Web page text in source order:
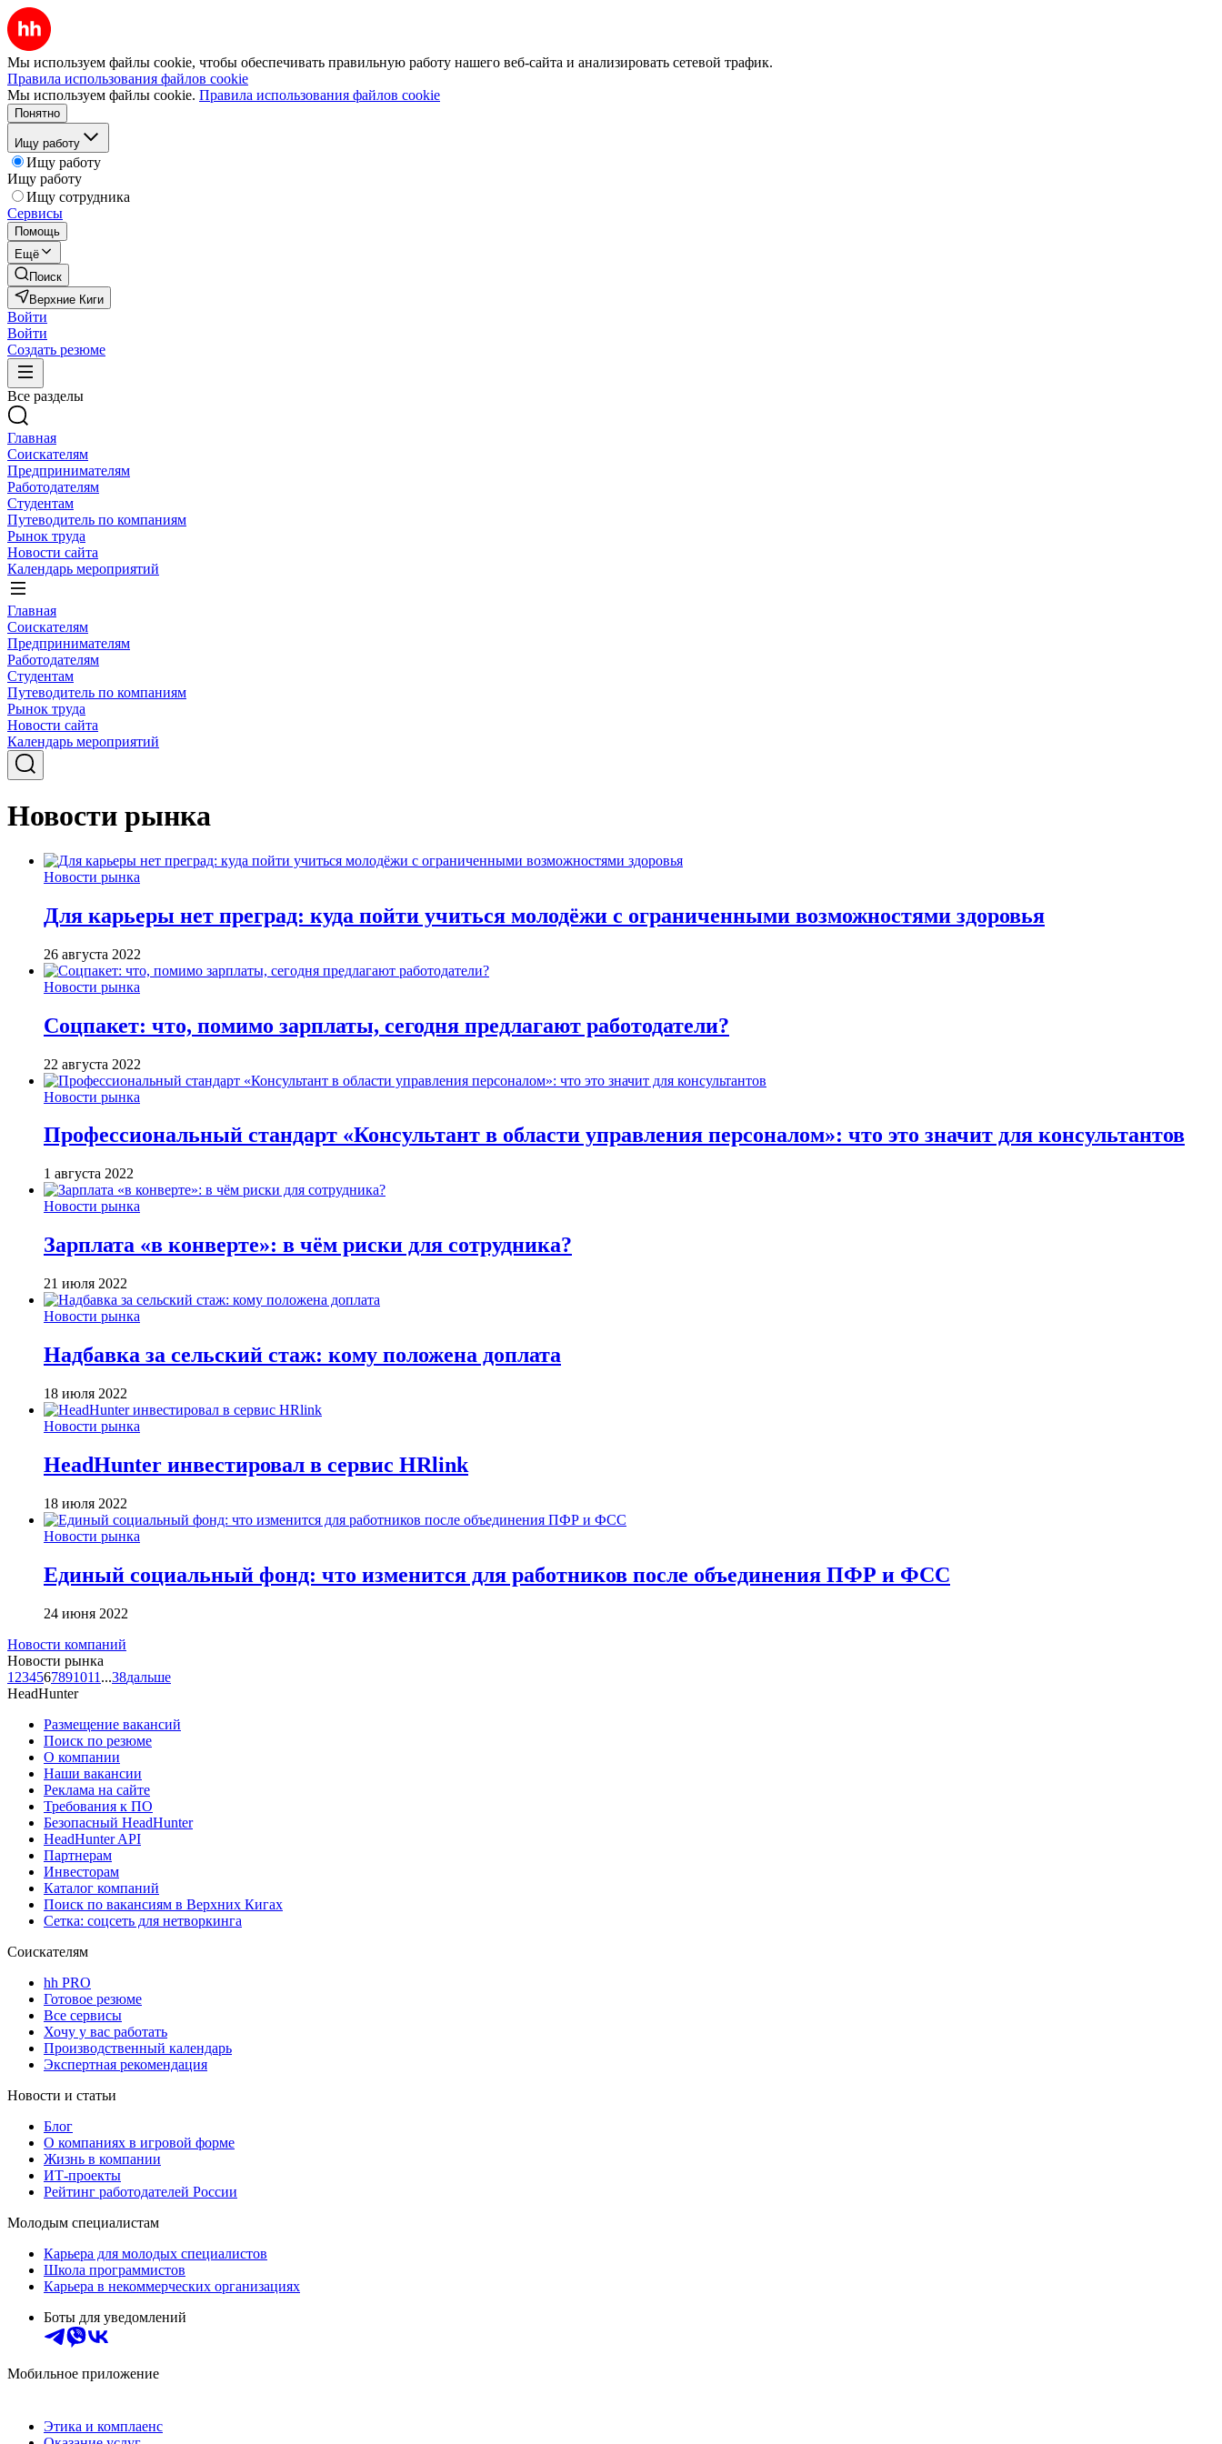
Мы используем файлы cookie, чтобы обеспечивать правильную работу нашего веб-сайта и анализировать сетевой трафик.
Правила использования файлов cookie
Мы используем файлы cookie. Правила использования файлов cookie
Понятно
Ищу работу
Ищу работу
Ищу работу
Ищу сотрудника
Сервисы
Помощь
Ещё
Поиск
Верхние Киги
Войти
Войти
Создать резюме
Все разделы
Главная
Соискателям
Предпринимателям
Работодателям
Студентам
Путеводитель по компаниям
Рынок труда
Новости сайта
Календарь мероприятий
Главная
Соискателям
Предпринимателям
Работодателям
Студентам
Путеводитель по компаниям
Рынок труда
Новости сайта
Календарь мероприятий
Новости рынка
Новости рынка
Для карьеры нет преград: куда пойти учиться молодёжи с ограниченными возможностями здоровья
26 августа 2022
Новости рынка
Соцпакет: что, помимо зарплаты, сегодня предлагают работодатели?
22 августа 2022
Новости рынка
Профессиональный стандарт «Консультант в области управления персоналом»: что это значит для консультантов
1 августа 2022
Новости рынка
Зарплата «в конверте»: в чём риски для сотрудника?
21 июля 2022
Новости рынка
Надбавка за сельский стаж: кому положена доплата
18 июля 2022
Новости рынка
HeadHunter инвестировал в сервис HRlink
18 июля 2022
Новости рынка
Единый социальный фонд: что изменится для работников после объединения ПФР и ФСС
24 июня 2022
Новости компаний
Новости рынка
1 234567891011 ...38дальше
HeadHunter
Размещение вакансий
Поиск по резюме
О компании
Наши вакансии
Реклама на сайте
Требования к ПО
Безопасный HeadHunter
HeadHunter API
Партнерам
Инвесторам
Каталог компаний
Поиск по вакансиям в Верхних Кигах
Сетка: соцсеть для нетворкинга
Соискателям
hh PRO
Готовое резюме
Все сервисы
Хочу у вас работать
Производственный календарь
Экспертная рекомендация
Новости и статьи
Блог
О компаниях в игровой форме
Жизнь в компании
ИТ-проекты
Рейтинг работодателей России
Молодым специалистам
Карьера для молодых специалистов
Школа программистов
Карьера в некоммерческих организациях
Боты для уведомлений
Мобильное приложение
Этика и комплаенс